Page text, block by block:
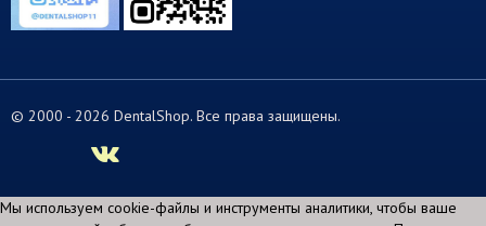
© 2000 - 2026 DentalShop. Все права защищены.
Мы используем cookie-файлы и инструменты аналитики, чтобы ваше